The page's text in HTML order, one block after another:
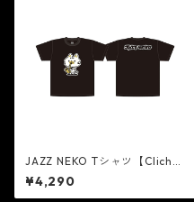
JAZZ NEKO Tシャツ【Cliché
On Sax】
¥4,290